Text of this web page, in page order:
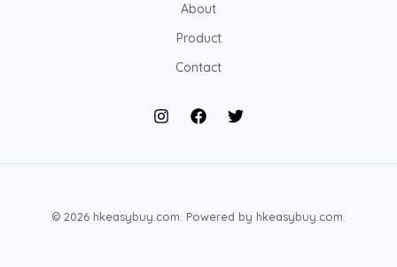
About
Product
Contact
© 2026 hkeasybuy.com. Powered by hkeasybuy.com.